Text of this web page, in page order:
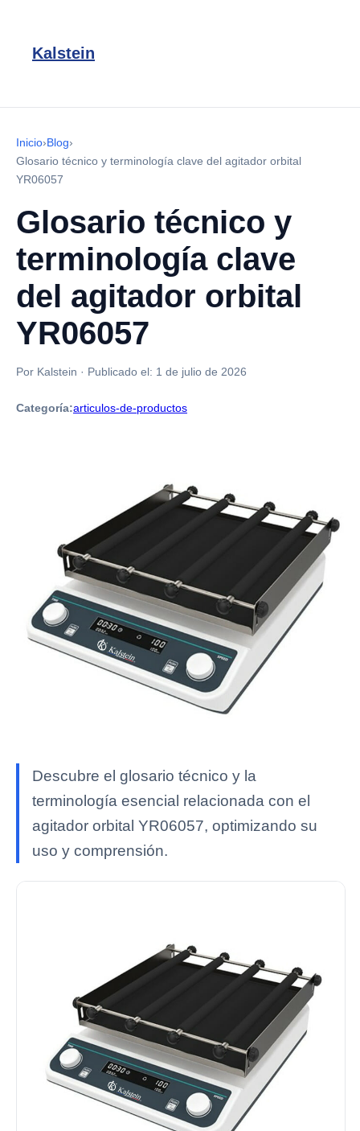
Kalstein
Inicio›Blog›
Glosario técnico y terminología clave del agitador orbital
YR06057
Glosario técnico y
terminología clave
del agitador orbital
YR06057
Por Kalstein · Publicado el: 1 de julio de 2026
Categoría:articulos-de-productos
Descubre el glosario técnico y la
terminología esencial relacionada con el
agitador orbital YR06057, optimizando su
uso y comprensión.